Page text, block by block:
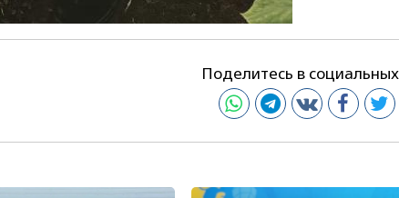
Поделитесь в